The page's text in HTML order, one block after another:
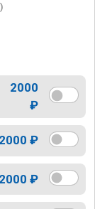
2000
₽
2000 ₽
2000 ₽